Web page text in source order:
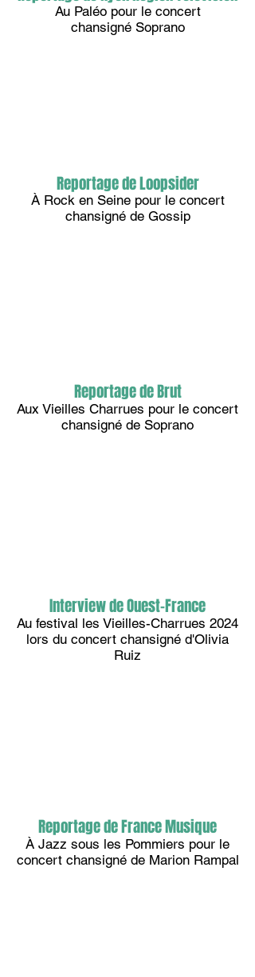
Au Paléo pour le concert
chansigné Soprano
Reportage de Loopsider
À Rock en Seine pour le concert
chansigné de Gossip
Reportage de Brut
Aux Vieilles Charrues pour le concert
chansigné de Soprano
Interview de Ouest-France
Au festival les Vieilles-Charrues 2024
lors du concert chansigné d'Olivia
Ruiz
Reportage de France Musique
À Jazz sous les Pommiers pour le
concert chansigné de Marion Rampal